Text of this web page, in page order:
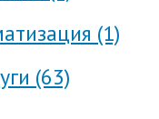
(1)
(63)